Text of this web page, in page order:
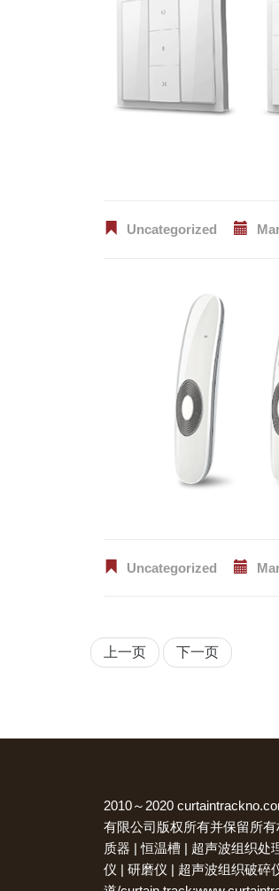
Uncategorized
Uncategorized
上一页 下一页
2010～2020
有限公司版权所有并保留所有
质器 |恒温槽 | 超声波组织处
仪 | 研磨仪 | 超声波组织破碎